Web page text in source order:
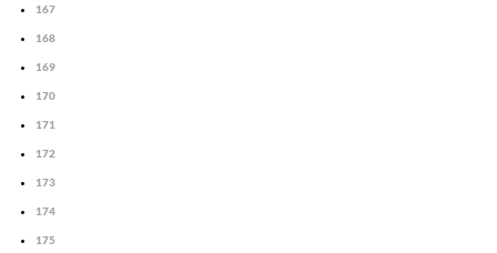
167
168
169
170
171
172
173
174
175